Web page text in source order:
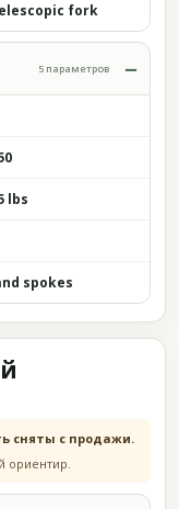
fork
5 параметров
lbs
spokes
сняты с продажи.
ориентир.